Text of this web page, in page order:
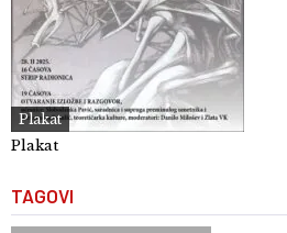
Plakat
Plakat
TAGOVI